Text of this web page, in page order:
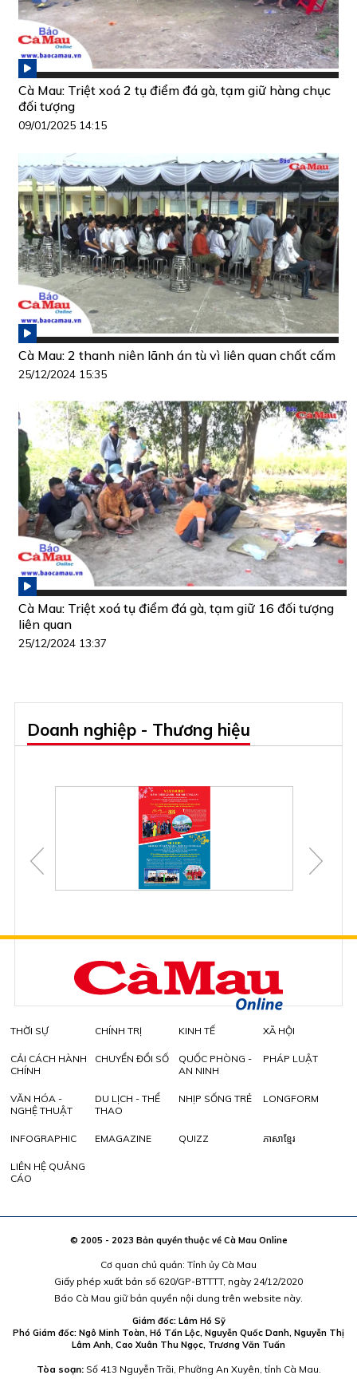
Cà Mau: Triệt xoá 2 tụ điểm đá gà, tạm giữ hàng chục
đối tượng
09/01/2025 14:15
Cà Mau: 2 thanh niên lãnh án tù vì liên quan chất cấm
25/12/2024 15:35
Cà Mau: Triệt xoá tụ điểm đá gà, tạm giữ 16 đối tượng
liên quan
25/12/2024 13:37
Doanh nghiệp - Thương hiệu
THỜI SỰ CHÍNH TRỊ KINH TẾ XÃ HỘI
CẢI CÁCH HÀNH
CHÍNH
CHUYỂN ĐỔI SỐ
QUỐC PHÒNG -
AN NINH
PHÁP LUẬT
VĂN HÓA -
NGHỆ THUẬT
DU LỊCH - THỂ
THAO
NHỊP SỐNG TRẺ LONGFORM
INFOGRAPHIC EMAGAZINE QUIZZ ភាសាខ្មែរ
LIÊN HỆ QUẢNG
CÁO
© 2005 - 2023 Bản quyền thuộc về Cà Mau Online
Cơ quan chủ quản: Tỉnh ủy Cà Mau
Giấy phép xuất bản số 620/GP-BTTTT, ngày 24/12/2020
Báo Cà Mau giữ bản quyền nội dung trên website này.
Giám đốc: Lâm Hồ Sỹ
Phó Giám đốc: Ngô Minh Toàn, Hồ Tấn Lộc, Nguyễn Quốc Danh, Nguyễn Thị
Lâm Anh, Cao Xuân Thu Ngọc, Trương Văn Tuấn
Tòa soạn:Số 413 Nguyễn Trãi, Phường An Xuyên, tỉnh Cà Mau.